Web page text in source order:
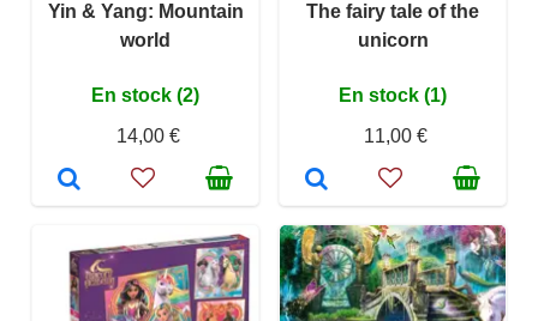
Yin & Yang: Mountain
world
En stock (2)
14,00 €
The fairy tale of the
unicorn
En stock (1)
11,00 €